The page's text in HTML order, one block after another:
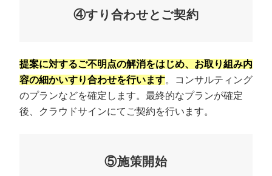
④すり合わせとご契約
提案に対するご不明点の解消をはじめ、お取り組み内
容の細かいすり合わせを行います。コンサルティング
のプランなどを確定します。最終的なプランが確定
後、クラウドサインにてご契約を行います。
⑤施策開始